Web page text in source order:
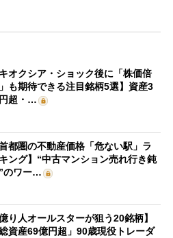
キオクシア・ショック後に「株価倍
も期待できる注目銘柄5選】資産3
超・…
首都圏の不動産価格「危ない駅」ラ
ング】“中古マンション売れ行き鈍
のワー…
億り人オールスターが狙う20銘柄】
総資産69億円超」90歳現役トレーダ